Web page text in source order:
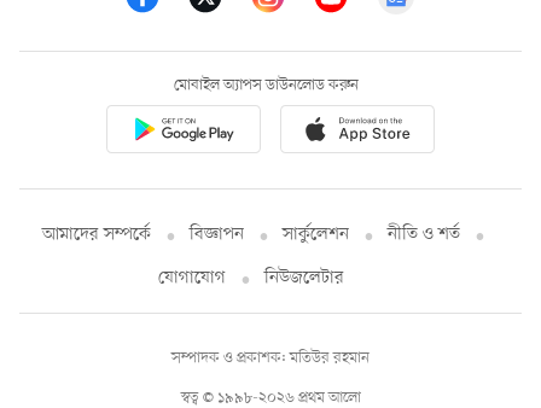
মোবাইল অ্যাপস ডাউনলোড করুন
আমাদের সম্পর্কে বিজ্ঞাপন সার্কুলেশন
নীতি ও শর্ত
যোগাযোগ
নিউজলেটার
স্বত্ব © ১৯৯৮-২০২৬ প্রথম আলো
সম্পাদক ও প্রকাশক: মতিউর রহমান